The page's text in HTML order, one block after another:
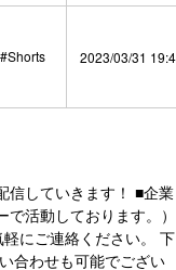
2023/03/31
信していきます！ ■企業
活動しております。）
にご連絡ください。 下
合わせも可能でござい